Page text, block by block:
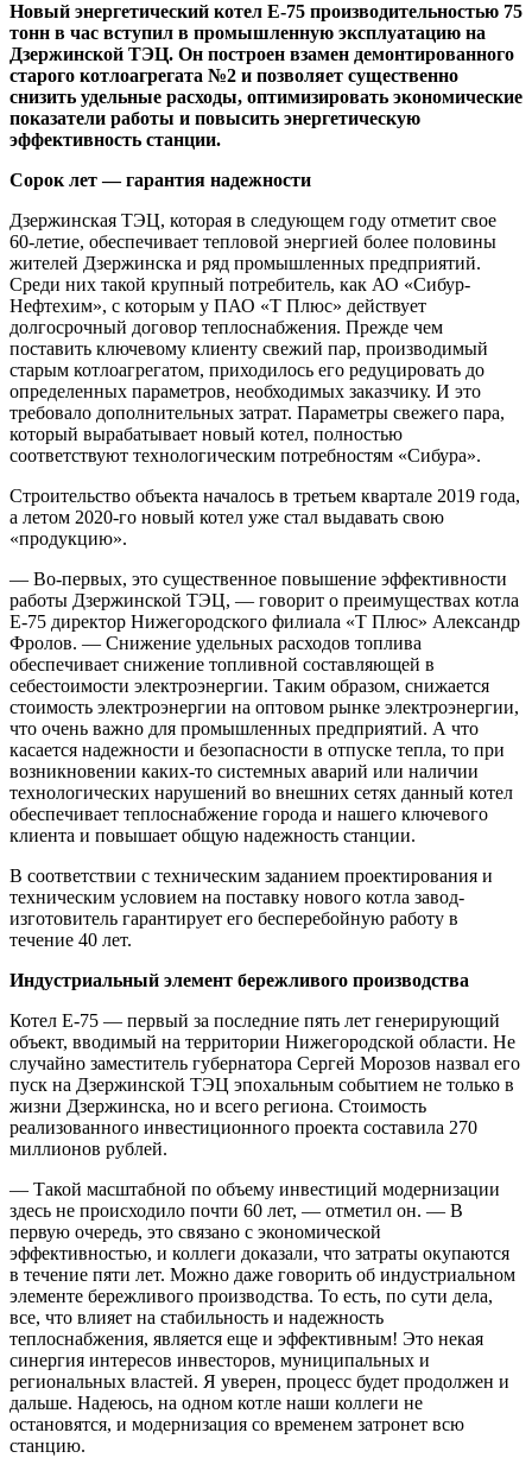
Новый энергетический котел Е-75 производительностью 75
тонн в час вступил в промышленную эксплуатацию на
Дзержинской ТЭЦ. Он построен взамен демонтированного
старого котлоагрегата №2 и позволяет существенно
снизить удельные расходы, оптимизировать экономические
показатели работы и повысить энергетическую
эффективность станции.
Сорок лет — гарантия надежности
Дзержинская ТЭЦ, которая в следующем году отметит свое
60-летие, обеспечивает тепловой энергией более половины
жителей Дзержинска и ряд промышленных предприятий.
Среди них такой крупный потребитель, как АО «Сибур-
Нефтехим», с которым у ПАО «Т Плюс» действует
долгосрочный договор теплоснабжения. Прежде чем
поставить ключевому клиенту свежий пар, производимый
старым котлоагрегатом, приходилось его редуцировать до
определенных параметров, необходимых заказчику. И это
требовало дополнительных затрат. Параметры свежего пара,
который вырабатывает новый котел, полностью
соответствуют технологическим потребностям «Сибура».
Строительство объекта началось в третьем квартале 2019 года,
а летом 2020-го новый котел уже стал выдавать свою
«продукцию».
— Во-первых, это существенное повышение эффективности
работы Дзержинской ТЭЦ, — говорит о преимуществах котла
Е-75 директор Нижегородского филиала «Т Плюс» Александр
Фролов. — Снижение удельных расходов топлива
обеспечивает снижение топливной составляющей в
себестоимости электроэнергии. Таким образом, снижается
стоимость электроэнергии на оптовом рынке электроэнергии,
что очень важно для промышленных предприятий. А что
касается надежности и безопасности в отпуске тепла, то при
возникновении каких-то системных аварий или наличии
технологических нарушений во внешних сетях данный котел
обеспечивает теплоснабжение города и нашего ключевого
клиента и повышает общую надежность станции.
В соответствии с техническим заданием проектирования и
техническим условием на поставку нового котла завод-
изготовитель гарантирует его бесперебойную работу в
течение 40 лет.
Индустриальный элемент бережливого производства
Котел Е-75 — первый за последние пять лет генерирующий
объект, вводимый на территории Нижегородской области. Не
случайно заместитель губернатора Сергей Морозов назвал его
пуск на Дзержинской ТЭЦ эпохальным событием не только в
жизни Дзержинска, но и всего региона. Стоимость
реализованного инвестиционного проекта составила 270
миллионов рублей.
— Такой масштабной по объему инвестиций модернизации
здесь не происходило почти 60 лет, — отметил он. — В
первую очередь, это связано с экономической
эффективностью, и коллеги доказали, что затраты окупаются
в течение пяти лет. Можно даже говорить об индустриальном
элементе бережливого производства. То есть, по сути дела,
все, что влияет на стабильность и надежность
теплоснабжения, является еще и эффективным! Это некая
синергия интересов инвесторов, муниципальных и
региональных властей. Я уверен, процесс будет продолжен и
дальше. Надеюсь, на одном котле наши коллеги не
остановятся, и модернизация со временем затронет всю
станцию.